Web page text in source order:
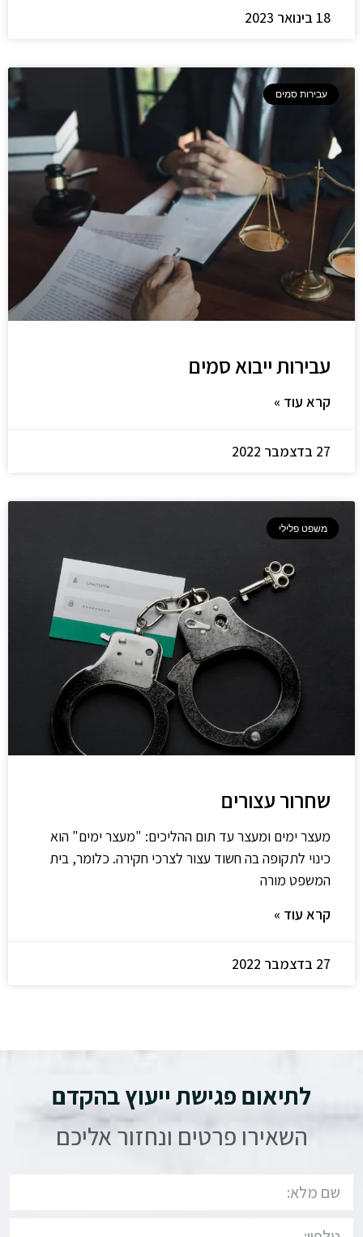
18 בינואר 2023
עבירות סמים
עבירות ייבוא סמים
קרא עוד »
27 בדצמבר 2022
משפט פלילי
שחרור עצורים
מעצר ימים ומעצר עד תום ההליכים: "מעצר ימים" הוא
כינוי לתקופה בה חשוד עצור לצרכי חקירה. כלומר, בית
המשפט מורה
קרא עוד »
27 בדצמבר 2022
לתיאום פגישת ייעוץ בהקדם
השאירו פרטים ונחזור אליכם